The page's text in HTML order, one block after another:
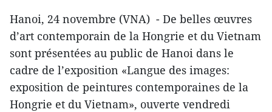
Hanoi, 24 novembre (VNA) - De belles œuvres
d’art contemporain de la Hongrie et du Vietnam
sont présentées au public de Hanoi dans le
cadre de l’exposition «Langue des images:
exposition de peintures contemporaines de la
Hongrie et du Vietnam», ouverte vendredi